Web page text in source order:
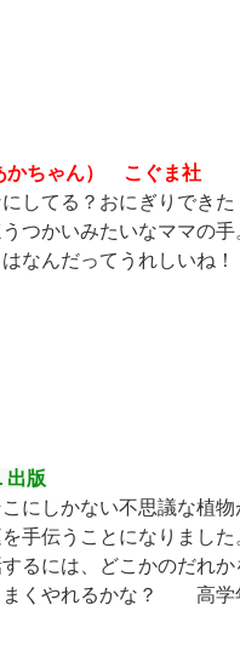
かちゃん） こぐま社
してる？おにぎりできた
つかいみたいなママの手
なんだってうれしいね！
版
にしかない不思議な植物
手伝うことになりまし
るには、どこかのだれか
まくやれるかな？ 高学